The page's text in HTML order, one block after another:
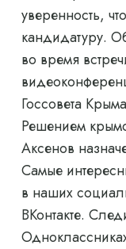
уверенность,
кандидатуру.
во время
Госсовета
Решением
Аксенов
Самые
в наших
ВКонтакте.